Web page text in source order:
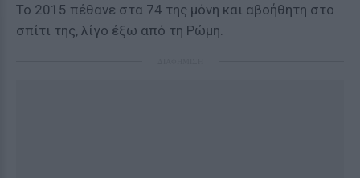
Το 2015 πέθανε στα 74 της μόνη και αβοήθητη στο
σπίτι της, λίγο έξω από τη Ρώμη.